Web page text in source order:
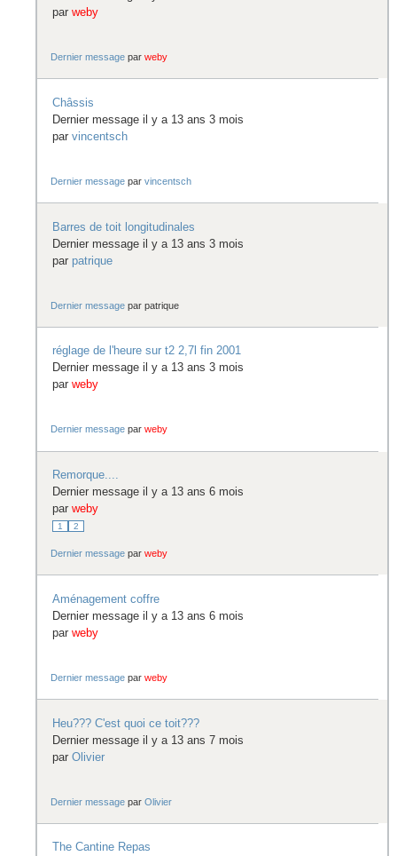
par weby
Dernier message parweby
Châssis
Dernier message il y a 13 ans 3 mois
par vincentsch
Dernier message parvincentsch
Barres de toit longitudinales
Dernier message il y a 13 ans 3 mois
par patrique
Dernier message parpatrique
réglage de l'heure sur t2 2,7l fin 2001
Dernier message il y a 13 ans 3 mois
par weby
Dernier message parweby
Remorque....
Dernier message il y a 13 ans 6 mois
par weby
1 2
Dernier message parweby
Aménagement coffre
Dernier message il y a 13 ans 6 mois
par weby
Dernier message parweby
Heu??? C'est quoi ce toit???
Dernier message il y a 13 ans 7 mois
par Olivier
Dernier message parOlivier
The Cantine Repas